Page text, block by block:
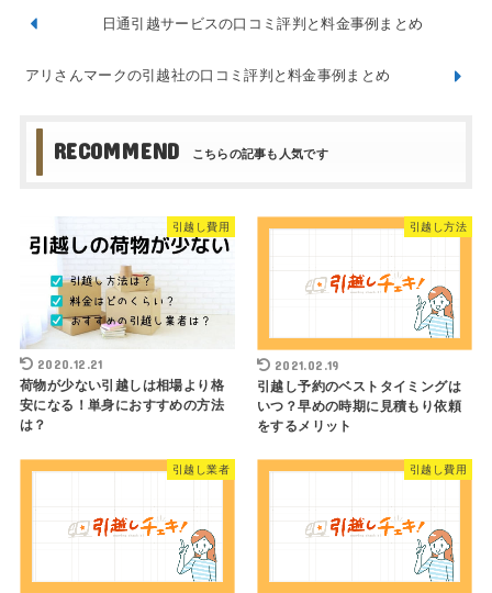
日通引越サービスの口コミ評判と料金事例まとめ
アリさんマークの引越社の口コミ評判と料金事例まとめ
RECOMMEND
引越し費用
2020.12.21
荷物が少ない引越しは相場より格
安になる！単身におすすめの方法
は？
引越し方法
2021.02.19
引越し予約のベストタイミングは
いつ？早めの時期に見積もり依頼
をするメリット
引越し業者 引越し費用